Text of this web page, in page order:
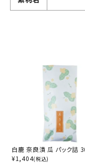
白鹿 奈良漬 瓜 パック詰
¥1,404(税込)